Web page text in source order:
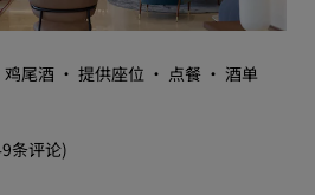
尾酒 · 提供座位 · 点餐 · 酒单
条评论)